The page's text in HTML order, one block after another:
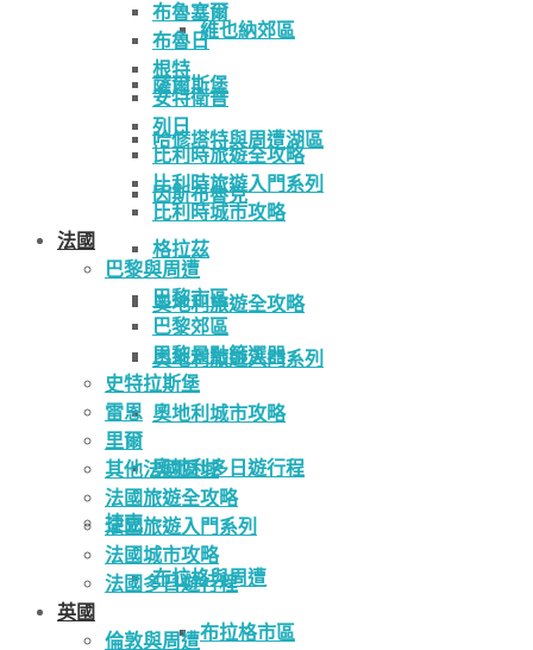
維也納郊區
薩爾斯堡
哈修塔特與周遭湖區
因斯布魯克
格拉茲
奧地利旅遊全攻略
奧地利旅遊入門系列
奧地利城市攻略
奧地利多日遊行程
捷克
布拉格與周遭
布拉格市區
布魯塞爾
布魯日
根特
安特衛普
列日
比利時旅遊全攻略
比利時旅遊入門系列
比利時城市攻略
法國
巴黎與周遭
巴黎市區
巴黎郊區
巴黎景點篩選器
史特拉斯堡
雷恩
里爾
其他法國區域
法國旅遊全攻略
法國旅遊入門系列
法國城市攻略
法國多日遊行程
英國
倫敦與周遭